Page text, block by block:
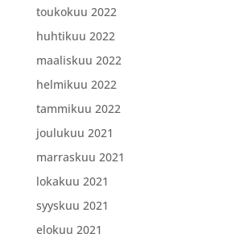
toukokuu 2022
huhtikuu 2022
maaliskuu 2022
helmikuu 2022
tammikuu 2022
joulukuu 2021
marraskuu 2021
lokakuu 2021
syyskuu 2021
elokuu 2021